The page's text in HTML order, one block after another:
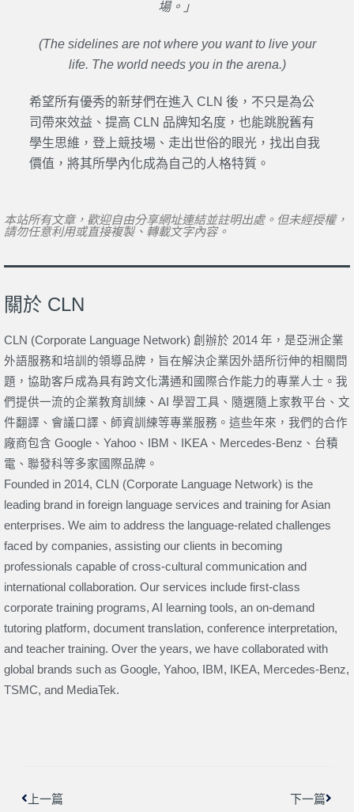
場。」
(The sidelines are not where you want to live your
life. The world needs you in the arena.)
希望所有優秀的新芽們在進入 CLN 後，不只是為公
司帶來效益、提高 CLN 品牌知名度，也能跳脫舊有
學生思維，登上競技場、走出世俗的眼光，找出自我
價值，將其所學內化成為自己的人格特質。
本站所有文章，歡迎自由分享網址連結並註明出處。但未經授權，
請勿任意利用或直接複製、轉載文字內容。
關於 CLN
CLN (Corporate Language Network) 創辦於 2014 年，是亞洲企業
外語服務和培訓的領導品牌，旨在解決企業因外語所衍伸的相關問
題，協助客戶成為具有跨文化溝通和國際合作能力的專業人士。我
們提供一流的企業教育訓練、AI 學習工具、隨選隨上家教平台、文
件翻譯、會議口譯、師資訓練等專業服務。這些年來，我們的合作
廠商包含 Google、Yahoo、IBM、IKEA、Mercedes-Benz、台積
電、聯發科等多家國際品牌。
Founded in 2014, CLN (Corporate Language Network) is the
leading brand in foreign language services and training for Asian
enterprises. We aim to address the language-related challenges
faced by companies, assisting our clients in becoming
professionals capable of cross-cultural communication and
international collaboration. Our services include first-class
corporate training programs, AI learning tools, an on-demand
tutoring platform, document translation, conference interpretation,
and teacher training. Over the years, we have collaborated with
global brands such as Google, Yahoo, IBM, IKEA, Mercedes-Benz,
TSMC, and MediaTek.
上一篇 下一篇